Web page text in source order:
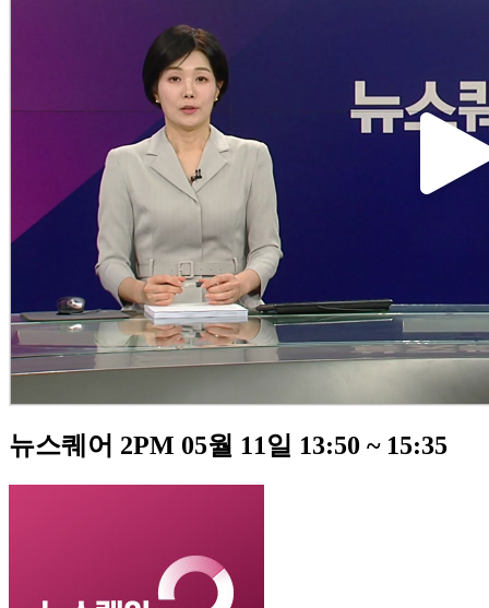
뉴스퀘어 2PM 05월 11일 13:50 ~ 15:35